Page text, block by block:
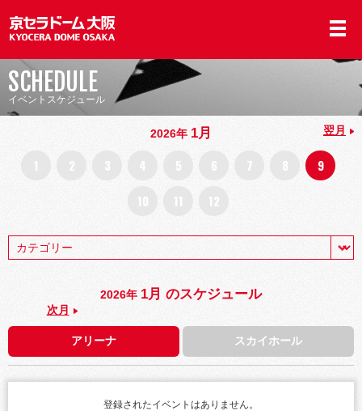
SCHEDULE
イベントスケジュール
2026年 1月 翌月
1 2 3 4 5 6 7 8
9
10
11 12
2026年 1月 のスケジュール
次月
アリーナ スカイホール
登録されたイベントはありません。